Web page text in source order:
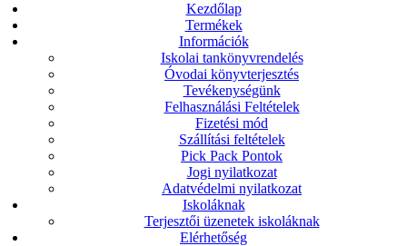
Kezdőlap
Termékek
Információk
Iskolai tankönyvrendelés
Óvodai könyvterjesztés
Tevékenységünk
Felhasználási Feltételek
Fizetési mód
Szállítási feltételek
Pick Pack Pontok
Jogi nyilatkozat
Adatvédelmi nyilatkozat
Iskoláknak
Terjesztői üzenetek iskoláknak
Elérhetőség